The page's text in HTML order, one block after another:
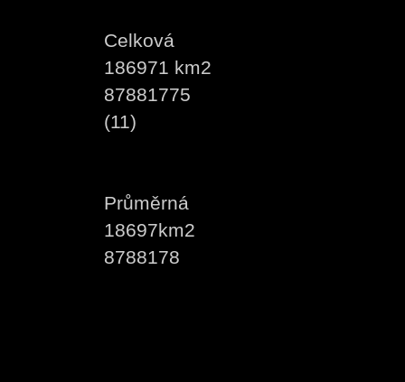
Celková
186971 km2
87881775
(11)
Průměrná
18697km2
8788178